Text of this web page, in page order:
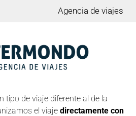
Agencia de viajes
tipo de viaje diferente al de la
el viaje directamente con